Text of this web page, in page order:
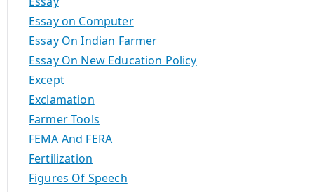
Essay on Computer
Essay On Indian Farmer
Essay On New Education Policy
Except
Exclamation
Farmer Tools
FEMA And FERA
Fertilization
Figures Of Speech